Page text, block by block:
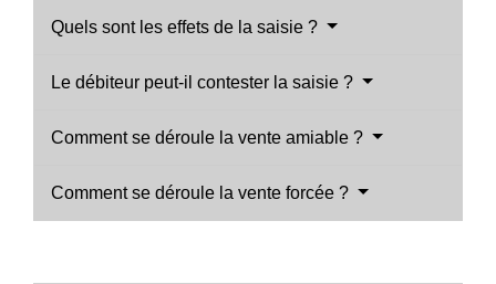
Quels sont les effets de la saisie ?
Le débiteur peut-il contester la saisie ?
Comment se déroule la vente amiable ?
Comment se déroule la vente forcée ?